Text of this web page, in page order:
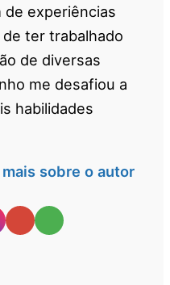
de experiências
de ter trabalhado
de diversas
me desafiou a
habilidades
mais sobre o autor